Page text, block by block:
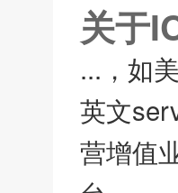
关于
...，如
英文
营增值